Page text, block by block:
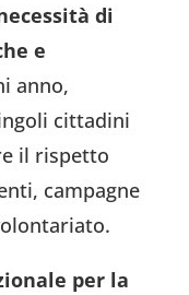
di
e
anno,
cittadini
il rispetto
campagne
per la